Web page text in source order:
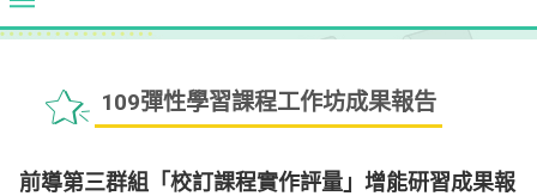
109彈性學習課程工作坊成果報告
前導第三群組「校訂課程實作評量」增能研習成果報